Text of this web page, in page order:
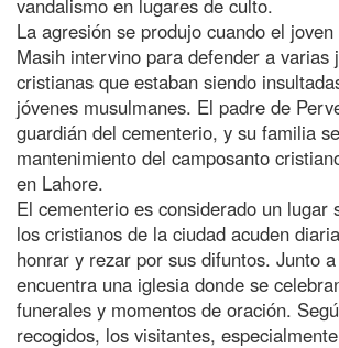
vandalismo en lugares de culto.
La agresión se produjo cuando el
Masih intervino para defender a varias
cristianas que estaban siendo
jóvenes musulmanes. El padre de
guardián del cementerio, y su familia
mantenimiento del camposanto
en Lahore.
El cementerio es considerado un lugar
los cristianos de la ciudad acuden
honrar y rezar por sus difuntos. Junto
encuentra una iglesia donde se
funerales y momentos de oración.
recogidos, los visitantes,